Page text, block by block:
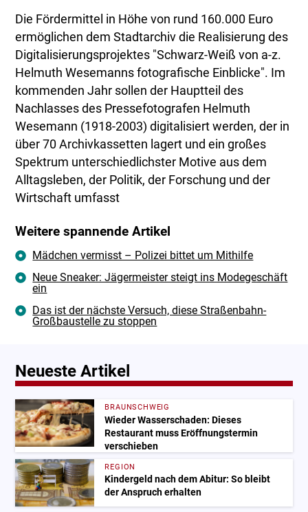
Die Fördermittel in Höhe von rund 160.000 Euro
ermöglichen dem Stadtarchiv die Realisierung des
Digitalisierungsprojektes "Schwarz-Weiß von a-z.
Helmuth Wesemanns fotografische Einblicke". Im
kommenden Jahr sollen der Hauptteil des
Nachlasses des Pressefotografen Helmuth
Wesemann (1918-2003) digitalisiert werden, der in
über 70 Archivkassetten lagert und ein großes
Spektrum unterschiedlichster Motive aus dem
Alltagsleben, der Politik, der Forschung und der
Wirtschaft umfasst
Weitere spannende Artikel
Mädchen vermisst – Polizei bittet um Mithilfe
Neue Sneaker: Jägermeister steigt ins Modegeschäft
ein
Das ist der nächste Versuch, diese Straßenbahn-
Großbaustelle zu stoppen
Neueste Artikel
BRAUNSCHWEIG
Wieder Wasserschaden: Dieses
Restaurant muss Eröffnungstermin
verschieben
REGION
Kindergeld nach dem Abitur: So bleibt
der Anspruch erhalten